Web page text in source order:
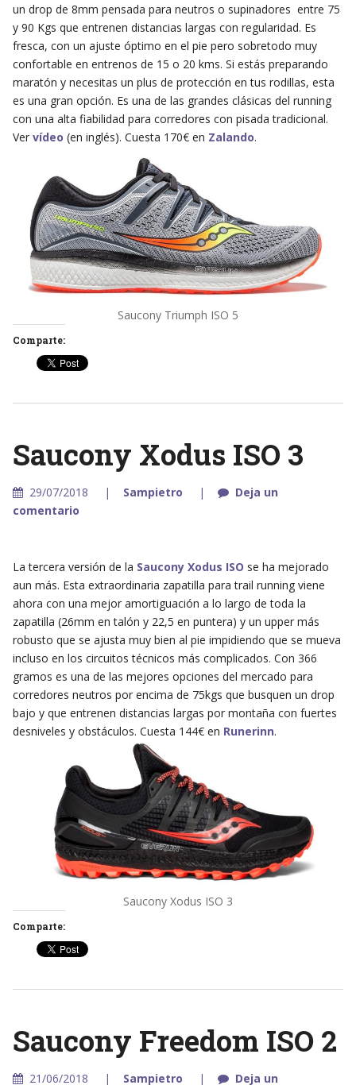
un drop de 8mm pensada para neutros o supinadores entre 75
y 90 Kgs que entrenen distancias largas con regularidad. Es
fresca, con un ajuste óptimo en el pie pero sobretodo muy
confortable en entrenos de 15 o 20 kms. Si estás preparando
maratón y necesitas un plus de protección en tus rodillas, esta
es una gran opción. Es una de las grandes clásicas del running
con una alta fiabilidad para corredores con pisada tradicional.
Ver vídeo (en inglés). Cuesta 170€ en Zalando.
Saucony Triumph ISO 5
Comparte:
Saucony Xodus ISO 3
29/07/2018 Sampietro
Deja un
comentario
La tercera versión de la Saucony Xodus ISO se ha mejorado
aun más. Esta extraordinaria zapatilla para trail running viene
ahora con una mejor amortiguación a lo largo de toda la
zapatilla (26mm en talón y 22,5 en puntera) y un upper más
robusto que se ajusta muy bien al pie impidiendo que se mueva
incluso en los circuitos técnicos más complicados. Con 366
gramos es una de las mejores opciones del mercado para
corredores neutros por encima de 75kgs que busquen un drop
bajo y que entrenen distancias largas por montaña con fuertes
desniveles y obstáculos. Cuesta 144€ en Runerinn.
Saucony Xodus ISO 3
Comparte:
Saucony Freedom ISO 2
21/06/2018 Sampietro Deja un